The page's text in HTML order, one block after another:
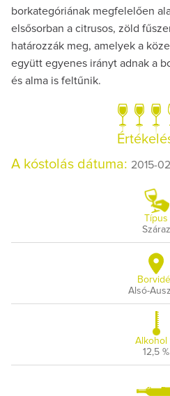
borkategóriának megfelelően
elsősorban a citrusos, zöld
határozzák meg, amelyek a
együtt egyenes irányt adnak a
és alma is feltűnik.
A kóstolás dátuma: 2015-
Típus
Száraz
Alsó-
Alkohol
12,5 %